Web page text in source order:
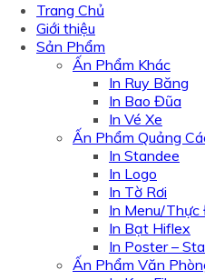
Trang Chủ
Giới thiệu
Sản Phẩm
Ấn Phẩm Khác
In Ruy Băng
In Bao Đũa
In Vé Xe
Ấn Phẩm Quảng
In Standee
In Logo
In Tờ Rơi
In Menu/Thực
In Bạt Hiflex
In Poster –
Ấn Phẩm Văn